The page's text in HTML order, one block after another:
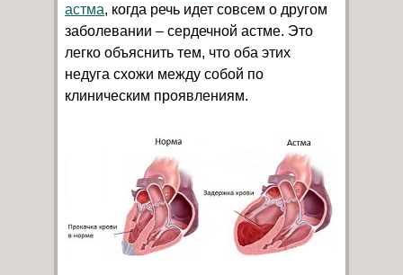
астма, когда речь идет совсем о другом
заболевании – сердечной астме. Это
легко объяснить тем, что оба этих
недуга схожи между собой по
клиническим проявлениям.